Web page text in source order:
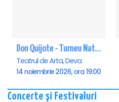
Don Quijote - Turneu National de balet - Deva
Teatrul de Arta, Deva
14 noiembrie 2026, ora 19:00
Concerte și Festivaluri